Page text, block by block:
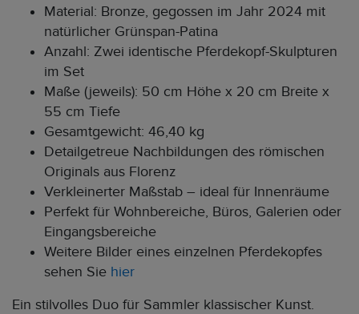
Material: Bronze, gegossen im Jahr 2024 mit
natürlicher Grünspan-Patina
Anzahl: Zwei identische Pferdekopf-Skulpturen
im Set
Maße (jeweils): 50 cm Höhe x 20 cm Breite x
55 cm Tiefe
Gesamtgewicht: 46,40 kg
Detailgetreue Nachbildungen des römischen
Originals aus Florenz
Verkleinerter Maßstab – ideal für Innenräume
Perfekt für Wohnbereiche, Büros, Galerien oder
Eingangsbereiche
Weitere Bilder eines einzelnen Pferdekopfes
sehen Sie hier
Ein stilvolles Duo für Sammler klassischer Kunst.